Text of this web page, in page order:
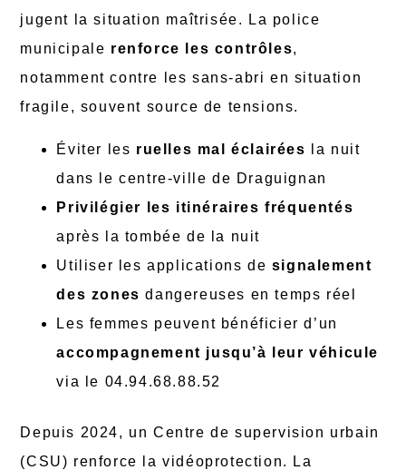
jugent la situation maîtrisée. La police
municipale renforce les contrôles,
notamment contre les sans-abri en situation
fragile, souvent source de tensions.
Éviter les ruelles mal éclairées la nuit
dans le centre-ville de Draguignan
Privilégier les itinéraires fréquentés
après la tombée de la nuit
Utiliser les applications de signalement
des zones dangereuses en temps réel
Les femmes peuvent bénéficier d’un
accompagnement jusqu’à leur véhicule
via le 04.94.68.88.52
Depuis 2024, un Centre de supervision urbain
(CSU) renforce la vidéoprotection. La